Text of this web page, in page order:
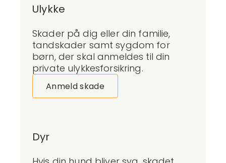
Ulykke
Skader på dig eller din familie,
tandskader samt sygdom for
børn, der skal anmeldes til din
private ulykkesforsikring.
Anmeld skade
Dyr